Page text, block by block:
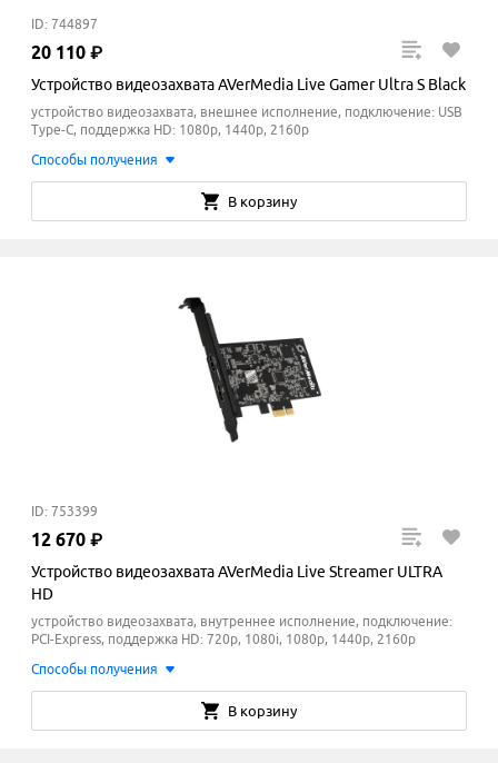
ID: 744897
20 110 ₽
Устройство видеозахвата AVerMedia Live Gamer Ultra S Black
устройство видеозахвата, внешнее исполнение, подключение: USB
Type-C, поддержка HD: 1080p, 1440p, 2160p
Способы получения
В корзину
ID: 753399
12 670 ₽
Устройство видеозахвата AVerMedia Live Streamer ULTRA
HD
устройство видеозахвата, внутреннее исполнение, подключение:
PCI-Express, поддержка HD: 720p, 1080i, 1080p, 1440p, 2160p
Способы получения
В корзину